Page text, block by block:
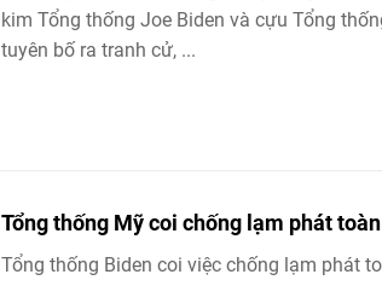
kim Tổng thống Joe Biden và cựu Tổng
tuyên bố ra tranh cử, ...
Tổng thống Mỹ coi chống lạm phát
Tổng thống Biden coi việc chống lạm phát